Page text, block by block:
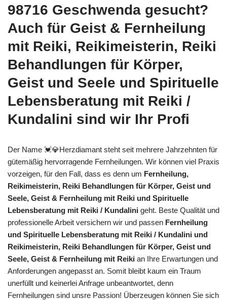
98716 Geschwenda gesucht?
Auch für Geist & Fernheilung
mit Reiki, Reikimeisterin, Reiki
Behandlungen für Körper,
Geist und Seele und Spirituelle
Lebensberatung mit Reiki /
Kundalini sind wir Ihr Profi
Der Name 💓️💎Herzdiamant steht seit mehrere Jahrzehnten für
gütemäßig hervorragende Fernheilungen. Wir können viel Praxis
vorzeigen, für den Fall, dass es denn um Fernheilung,
Reikimeisterin, Reiki Behandlungen für Körper, Geist und
Seele, Geist & Fernheilung mit Reiki und Spirituelle
Lebensberatung mit Reiki / Kundalini geht. Beste Qualität und
professionelle Arbeit versichern wir und passen Fernheilung
und Spirituelle Lebensberatung mit Reiki / Kundalini und
Reikimeisterin, Reiki Behandlungen für Körper, Geist und
Seele, Geist & Fernheilung mit Reiki an Ihre Erwartungen und
Anforderungen angepasst an. Somit bleibt kaum ein Traum
unerfüllt und keinerlei Anfrage unbeantwortet, denn
Fernheilungen sind unsre Passion! Überzeugen können Sie sich